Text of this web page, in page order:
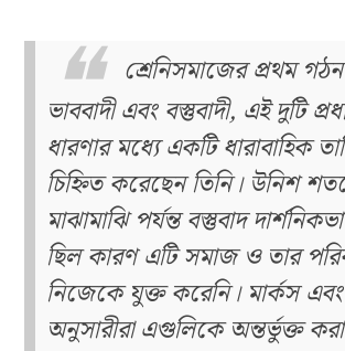
শ্রেনিসমাজের প্রথম
ভাববাদী এবং বস্তুবাদী, এই দুটি
ধারণার মধ্যে একটি ধারাবাহিক
চিহ্নিত করেছেন তিনি। উনিশ
মাঝামাঝি পর্যন্ত বস্তুবাদ
ছিল কারণ এটি সমাজ ও তার
নিজেকে যুক্ত করেনি। মার্কস
অনুসারীরা এগুলিকে অন্তর্ভুক্ত